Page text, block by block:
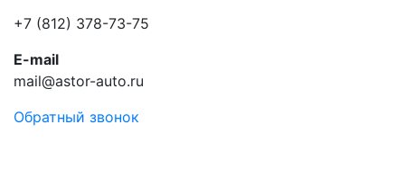
+7 (812) 378-73-75
E-mail
mail@astor-auto.ru
Обратный звонок